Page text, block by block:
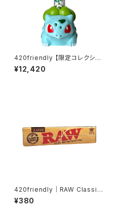
420friendly 【限定コレクショ
ン】Green Bud Monster Bon
g / グリーンバッドモンスターボ
¥12,420
420friendly｜RAW Classic
(King Size Slim) ローリング
ペーパー /ロウ クラシック
¥380